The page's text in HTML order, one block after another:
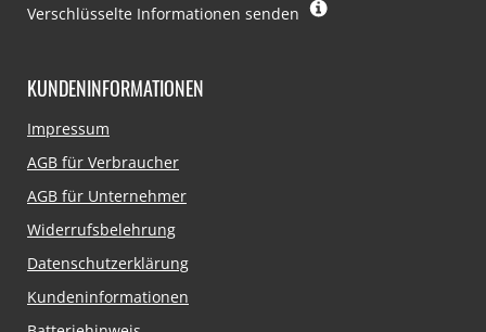
Verschlüsselte Informationen senden
KUNDENINFORMATIONEN
Navigation
Impressum
AGB für Verbraucher
AGB für Unternehmer
Widerrufsbelehrung
Datenschutzerklärung
Kundeninformationen